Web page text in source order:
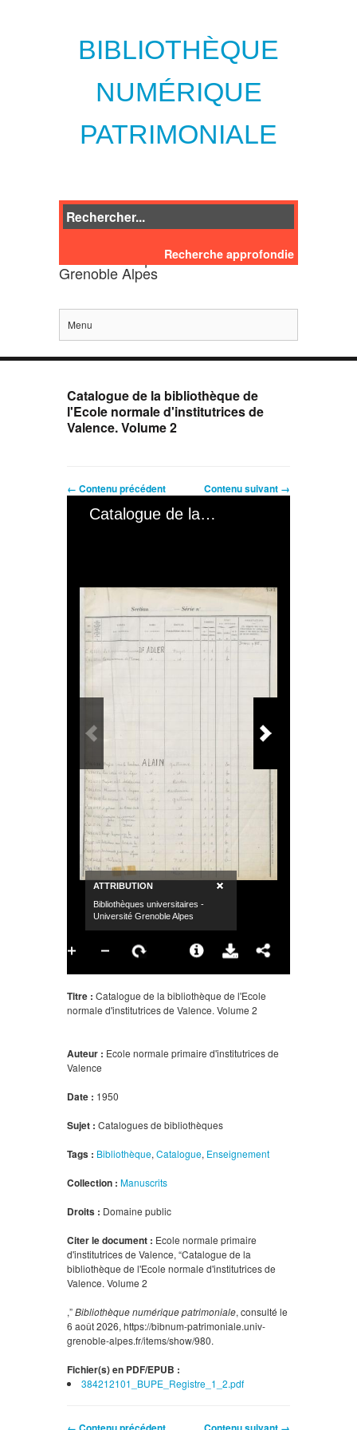
BIBLIOTHÈQUE
NUMÉRIQUE
PATRIMONIALE
des bibliothèques de l'Université
Grenoble Alpes
Recherche approfondie
Menu
Catalogue de la bibliothèque de
l'Ecole normale d'institutrices de
Valence. Volume 2
← Contenu précédent Contenu suivant →
Titre : Catalogue de la bibliothèque de l'Ecole
normale d'institutrices de Valence. Volume 2
Auteur : Ecole normale primaire d'institutrices de
Valence
Date : 1950
Sujet : Catalogues de bibliothèques
Tags : Bibliothèque, Catalogue, Enseignement
Collection : Manuscrits
Droits : Domaine public
Citer le document : Ecole normale primaire
d'institutrices de Valence, “Catalogue de la
bibliothèque de l'Ecole normale d'institutrices de
Valence. Volume 2
,”Bibliothèque numérique patrimoniale, consulté le
6 août 2026, https://bibnum-patrimoniale.univ-
grenoble-alpes.fr/items/show/980.
Fichier(s) en PDF/EPUB :
384212101_BUPE_Registre_1_2.pdf